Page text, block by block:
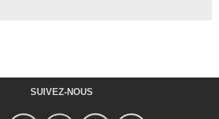
SUIVEZ-NOUS